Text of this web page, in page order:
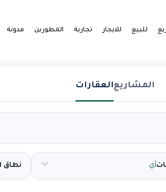
للبيع للايجار تجارية المطورين مدونة
المشاريعالعقارات
أي نطاق